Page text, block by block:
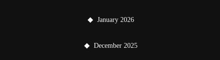
January 2026
December 2025